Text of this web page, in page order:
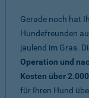
Gerade noch hat
Hundefreunden
jaulend im Gras.
Operation und
Kosten über
für Ihren Hund